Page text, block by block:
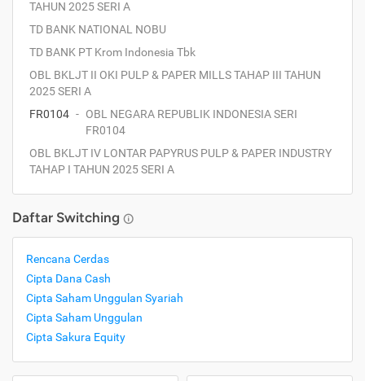
TAHUN 2025 SERI A
TD BANK NATIONAL NOBU
TD BANK PT Krom Indonesia Tbk
OBL BKLJT II OKI PULP & PAPER MILLS TAHAP III TAHUN
2025 SERI A
FR0104 - OBL NEGARA REPUBLIK INDONESIA SERI
FR0104
OBL BKLJT IV LONTAR PAPYRUS PULP & PAPER INDUSTRY
TAHAP I TAHUN 2025 SERI A
Daftar Switching
Rencana Cerdas
Cipta Dana Cash
Cipta Saham Unggulan Syariah
Cipta Saham Unggulan
Cipta Sakura Equity